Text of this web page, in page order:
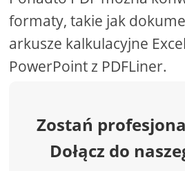
formaty, takie jak
arkusze kalkulacyjne
PowerPoint z PDFLiner.
Zostań
Dołącz do